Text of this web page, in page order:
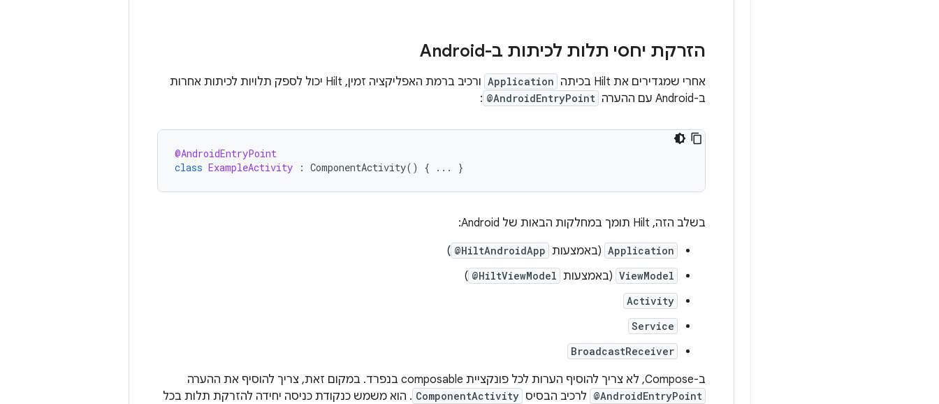
הזרקת יחסי תלות לכיתות ב-Android
אחרי שמגדירים את Hilt בכיתה Application
ורכיב ברמת האפליקציה זמין, Hilt יכול לספק תלויות לכיתות אחרות
ב-Android עם ההערה
@AndroidEntryPoint
:
@AndroidEntryPoint
class ExampleActivity : ComponentActivity() { ... }
בשלב הזה, Hilt תומך במחלקות הבאות של Android:
Application (באמצעות @HiltAndroidApp
)
ViewModel (באמצעות @HiltViewModel
)
Activity
Service
BroadcastReceiver
ב-Compose, לא צריך להוסיף הערות לכל פונקציית composable בנפרד. במקום זאת, צריך להוסיף את ההערה
@AndroidEntryPoint לרכיב הבסיס ComponentActivity . הוא משמש כנקודת כניסה יחידה להזרקת תלות בכל